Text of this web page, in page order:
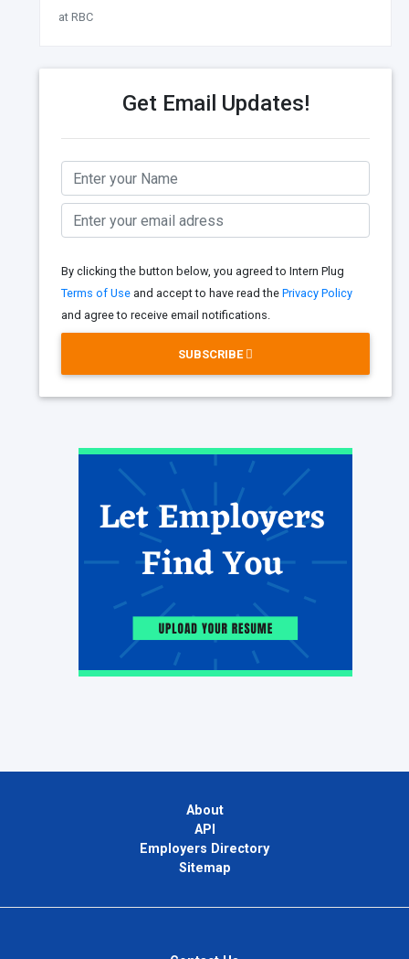
at RBC
Get Email Updates!
By clicking the button below, you agreed to Intern Plug
Terms of Use and accept to have read the Privacy Policy
and agree to receive email notifications.
SUBSCRIBE
About
API
Employers Directory
Sitemap